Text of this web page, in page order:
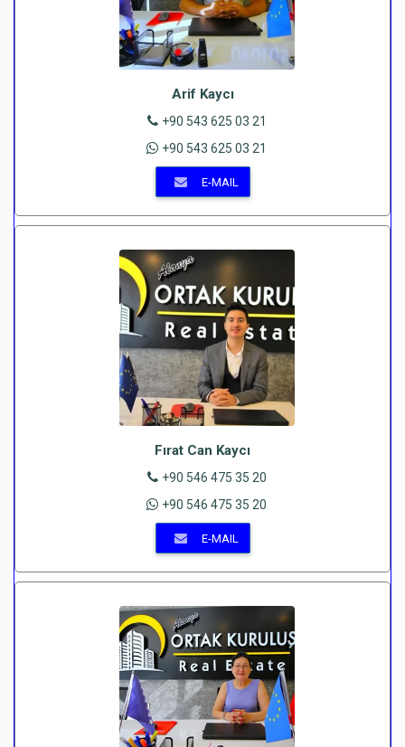
Arif Kaycı
+90 543 625 03 21
+90 543 625 03 21
E-MAIL
Fırat Can Kaycı
+90 546 475 35 20
+90 546 475 35 20
E-MAIL